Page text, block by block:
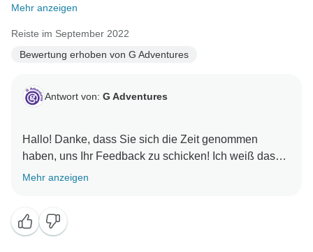
Mehr anzeigen
Reiste im September 2022
Bewertung erhoben von G Adventures
Antwort von: G Adventures
Hallo! Danke, dass Sie sich die Zeit genommen
haben, uns Ihr Feedback zu schicken! Ich weiß das
Mehr anzeigen